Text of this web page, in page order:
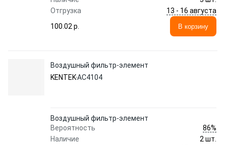
Отгрузка
13 - 16 августа
100.02 p.
В корзину
Воздушный фильтр-элемент
KENTEKAC4104
Воздушный фильтр-элемент
Вероятность
86%
Наличие
2 шт.